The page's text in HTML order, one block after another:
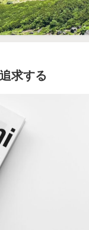
求する